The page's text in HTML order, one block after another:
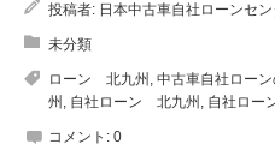
投稿者: 日本中古車自社ローンセン
未分類
ローン 北九州 , 中古車自社ロー
州 , 自社ローン 北九州 , 自社ロー
コメント: 0